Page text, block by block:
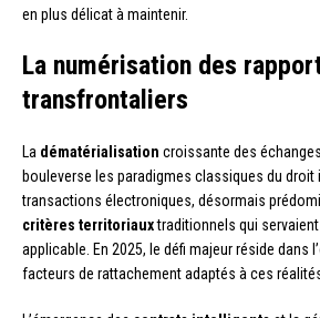
en plus délicat à maintenir.
La numérisation des
transfrontaliers
La dématérialisation croissante des
bouleverse les paradigmes classiques du droit
transactions électroniques, désormais
critères territoriauxtraditionnels qui
applicable. En 2025, le défi majeur réside dans
facteurs de rattachement adaptés à ces